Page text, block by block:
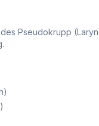
Pseudokrupp